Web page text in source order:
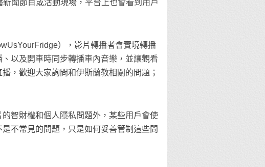
聞節目或活動現場，平台上也會看到用戶
），影片轉播者會實境轉播
以及開車時同步轉播車內音樂，並讓觀看
，歡迎大家詢問和伊斯蘭教相關的問題；
智財權和個人隱私問題外，某些用戶會使
不常見的問題，只是如何妥善管制這些問